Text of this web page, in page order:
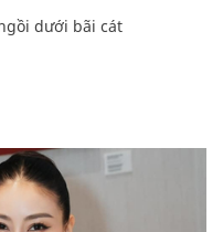
dưới bãi cát